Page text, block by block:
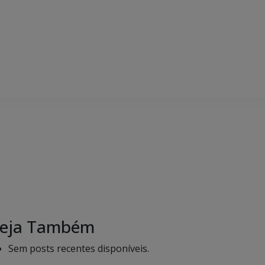
Também
Sem posts recentes disponíveis.